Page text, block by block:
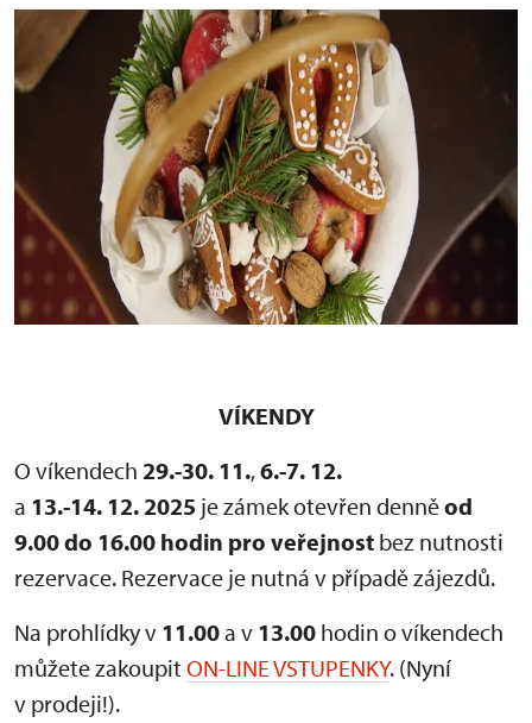
VÍKENDY
O víkendech 29.-30. 11.,6.-7. 12.
a 13.-14. 12. 2025 je zámek otevřen denněod
9.00 do 16.00 hodin pro veřejnost bez nutnosti
rezervace. Rezervace je nutná v případě zájezdů.
Na prohlídky v 11.00a v 13.00 hodin o víkendech
můžete zakoupit ON-LINE VSTUPENKY. (Nyní
v prodeji!).